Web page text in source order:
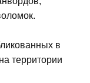
в
территории